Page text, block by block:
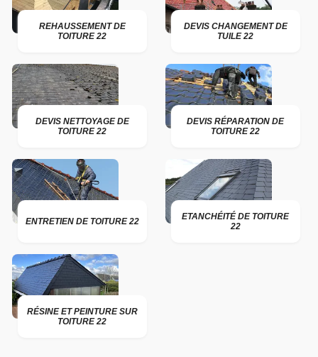
REHAUSSEMENT DE
TOITURE 22
DEVIS CHANGEMENT DE
TUILE 22
DEVIS NETTOYAGE DE
TOITURE 22
DEVIS RÉPARATION DE
TOITURE 22
ENTRETIEN DE TOITURE 22
ETANCHÉITÉ DE TOITURE
22
RÉSINE ET PEINTURE SUR
TOITURE 22